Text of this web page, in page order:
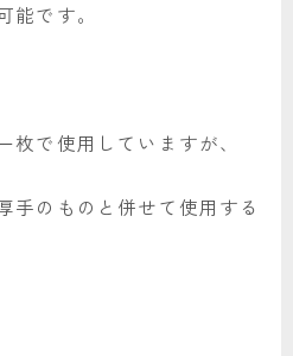
能です。
枚で使用していますが、
手のものと併せて使用する